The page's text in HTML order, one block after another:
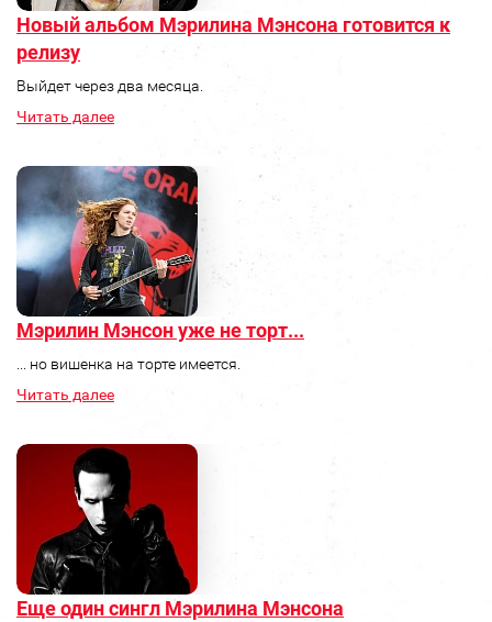
Новый альбом Мэрилина Мэнсона готовится к
релизу
Выйдет через два месяца.
Читать далее
Мэрилин Мэнсон уже не торт...
... но вишенка на торте имеется.
Читать далее
Еще один сингл Мэрилина Мэнсона